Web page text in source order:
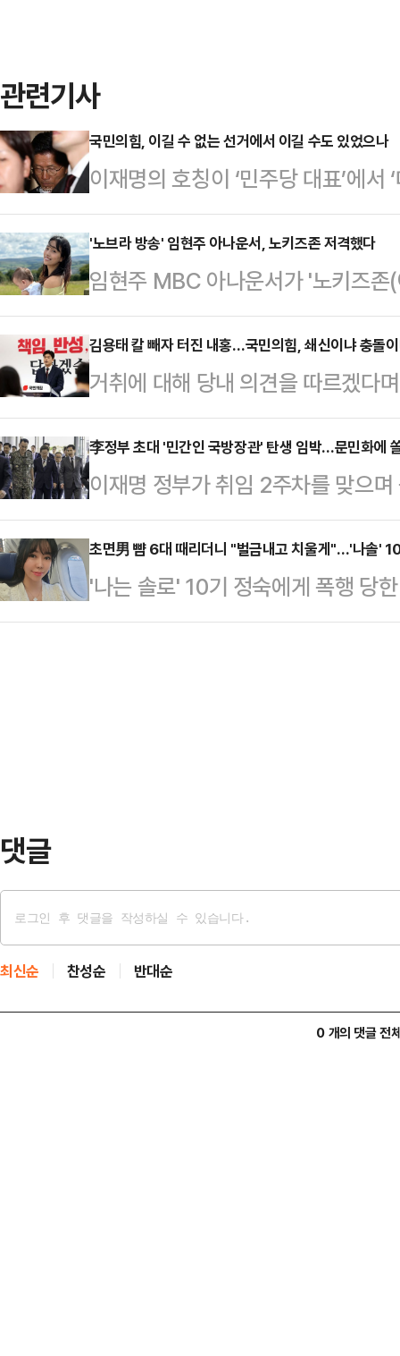
관련기사
국민의힘, 이길 수 없는 선거에서 이길 수도 있었으나
이재명의 호칭이 ‘민주당 대표’에
인 변화가 보수는 차마 믿어지지 않
새삼 윤석열에 대한 배신과 증오의
계엄을 해서, 시퍼렇게 살아 있던
는, 아직도 믿어지지 않는 생각과
었다는 게 점점 분명해지고, 민주당
머지않아 확인될 것이 분명한 계엄
김건희에게, 그리고…
'노브라 방송' 임현주 아나운서, 노키즈존 저격했다
임현주 MBC 아나운서가 '노키즈
다.1일 임현주는 자신의 소셜미디
카페에서 '노키즈존'이란 안내를 받
딸을 태우고 들어가려 했는데 주차
존이라며 다른 카페를 알려줬다"면
반가워하는 시선도 많은데, 왜 아이
했다.임현주는 한 공원에서 유모차
온 김에 찾…
김용태 칼 빼자 터진 내홍…국민의힘, 쇄신이냐 충돌
거취에 대해 당내 의견을 따르겠다
책위원장이 임기 연장 의지와 대선
선언하면서 국민의힘 내홍이 또다
의 환영이 정면으로 충돌하며, 당내
이다.김용태 위원장은 8일 국회 본
차기 지도부 선출을 위한 전당대회
보 교체 논란에 대해 철저히 진상을
계엄과 대통령 탄핵의 상처,…
李정부 초대 '민간인 국방장관' 탄생 임박…문민화에
이재명 정부가 취임 2주차를 맞으
두하는 가운데 첫 국방부 장관 인선
되고 있다.12·3 비상계엄 당시 김
련해 '국방장관 문민화'를 후보 당
주목된다.李정부서 '민간 국방장관'
초면男 뺨 6대 때리더니 "벌금내고 치울게"…'나솔'
'나는 솔로' 10기 정숙에게 폭행 당
실이 알려졌다.지난 6일 JTBC '사
댓글
최신순 찬성순 반대순
0 개의 댓글 전